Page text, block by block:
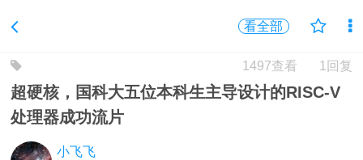
看全部
1回复
1497查看
超硬核，国科大五位本科生主导设计的RISC-V
处理器成功流片
小飞飞